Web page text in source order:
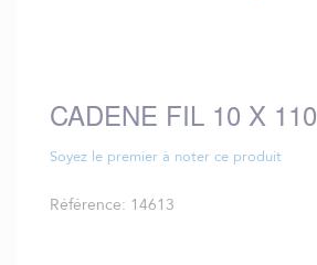
of
the
images
CADENE FIL 10 X 110
Soyez le premier à noter ce produit
Référence 14613